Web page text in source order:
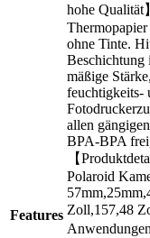
Features
hohe Qualität
ohne Tinte.
Beschichtung
mäßige
feuchtigkeits-
allen
BPA-BPA
【
Polaroid
Zoll,157,48